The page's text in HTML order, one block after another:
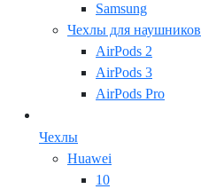
Samsung
Чехлы для наушников
AirPods 2
AirPods 3
AirPods Pro
Чехлы
Huawei
10